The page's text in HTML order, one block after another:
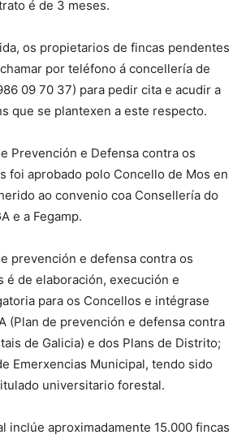
é de 3 meses.
os propietarios de fincas pendentes
por teléfono á concellería de
09 70 37) para pedir cita e acudir a
que se plantexen a este respecto.
Prevención e Defensa contra os
foi aprobado polo Concello de Mos en
ao convenio coa Consellería do
e a Fegamp.
prevención e defensa contra os
é de elaboración, execución e
para os Concellos e intégrase
(Plan de prevención e defensa contra
de Galicia) e dos Plans de Distrito;
Emerxencias Municipal, tendo sido
universitario forestal.
inclúe aproximadamente 15.000 fincas